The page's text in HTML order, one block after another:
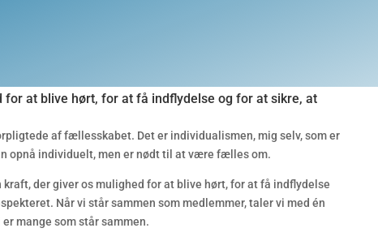
for at blive hørt, for at få indflydelse og for at sikre, at
af fællesskabet. Det er individualismen, mig selv, som er
opnå individuelt, men er nødt til at være fælles om.
der giver os mulighed for at blive hørt, for at få indflydelse
Når vi står sammen som medlemmer, taler vi med én
mange som står sammen.